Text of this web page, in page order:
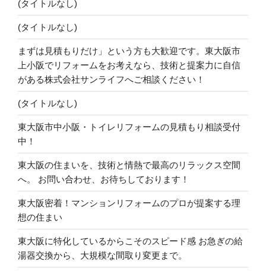
(タイトルなし)
(タイトルなし)
まずは見積もりだけ」という方も大歓迎です。東大阪市
上小阪でリフォームをお考えなら、技術と提案力に自信
がある株式会社サンライフへご相談ください！
(タイトルなし)
東大阪市中小阪・トイレリフォームの見積もり相談受付
中！
東大阪の住まいを、技術と情熱で最高のリラックス空間
へ。 お問い合わせ、お待ちしております！
東大阪密着！マンションリフォームのプロが提案する理
想の住まい
東大阪に特化しているからこそのスピード感 お急ぎの給
湯器交換から、大規模な間取り変更まで。